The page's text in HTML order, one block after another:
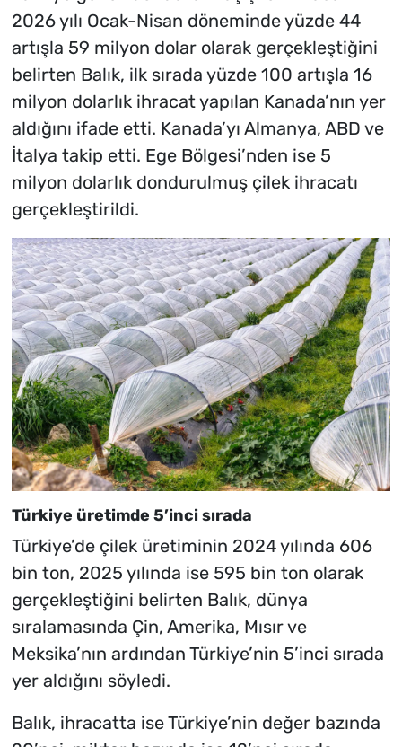
2026 yılı Ocak-Nisan döneminde yüzde 44
artışla 59 milyon dolar olarak gerçekleştiğini
belirten Balık, ilk sırada yüzde 100 artışla 16
milyon dolarlık ihracat yapılan Kanada’nın yer
aldığını ifade etti. Kanada’yı Almanya, ABD ve
İtalya takip etti. Ege Bölgesi’nden ise 5
milyon dolarlık dondurulmuş çilek ihracatı
gerçekleştirildi.
Türkiye üretimde 5’inci sırada
Türkiye’de çilek üretiminin 2024 yılında 606
bin ton, 2025 yılında ise 595 bin ton olarak
gerçekleştiğini belirten Balık, dünya
sıralamasında Çin, Amerika, Mısır ve
Meksika’nın ardından Türkiye’nin 5’inci sırada
yer aldığını söyledi.
Balık, ihracatta ise Türkiye’nin değer bazında